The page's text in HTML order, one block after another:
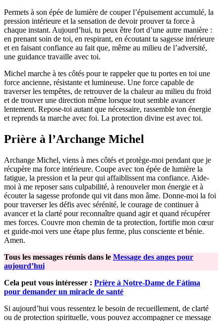
Permets à son épée de lumière de couper l’épuisement accumulé, la
pression intérieure et la sensation de devoir prouver ta force à
chaque instant. Aujourd’hui, tu peux être fort d’une autre manière :
en prenant soin de toi, en respirant, en écoutant ta sagesse intérieure
et en faisant confiance au fait que, même au milieu de l’adversité,
une guidance travaille avec toi.
Michel marche à tes côtés pour te rappeler que tu portes en toi une
force ancienne, résistante et lumineuse. Une force capable de
traverser les tempêtes, de retrouver de la chaleur au milieu du froid
et de trouver une direction même lorsque tout semble avancer
lentement. Repose-toi autant que nécessaire, rassemble ton énergie
et reprends ta marche avec foi. La protection divine est avec toi.
Prière à l’Archange Michel
Archange Michel, viens à mes côtés et protège-moi pendant que je
récupère ma force intérieure. Coupe avec ton épée de lumière la
fatigue, la pression et la peur qui affaiblissent ma confiance. Aide-
moi à me reposer sans culpabilité, à renouveler mon énergie et à
écouter la sagesse profonde qui vit dans mon âme. Donne-moi la foi
pour traverser les défis avec sérénité, le courage de continuer à
avancer et la clarté pour reconnaître quand agir et quand récupérer
mes forces. Couvre mon chemin de ta protection, fortifie mon cœur
et guide-moi vers une étape plus ferme, plus consciente et bénie.
Amen.
Tous les messages réunis dans le Message des anges pour
aujourd’hui
Cela peut vous intéresser : Prière à Notre-Dame de Fátima
pour demander un miracle de santé
Si aujourd’hui vous ressentez le besoin de recueillement, de clarté
ou de protection spirituelle, vous pouvez accompagner ce message